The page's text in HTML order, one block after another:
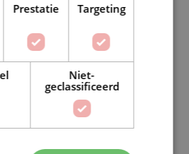
Prestatie Targeting
Niet-
geclassificeerd